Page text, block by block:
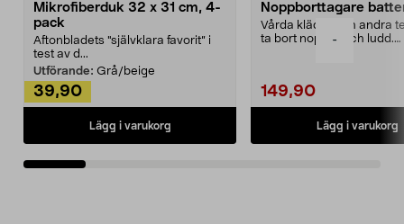
-
Mikrofiberduk 32 x 31 cm, 4-
pack
Aftonbladets "självklara favorit” i
test av d...
Utförande: Grå/beige
39,90
Lägg i varukorg
Noppborttagare
Vårda kläder och andra
ta bort noppor och ludd.
149,90
Lägg i varukorg